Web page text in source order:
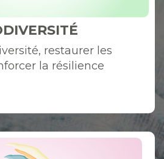
restaurer les
la résilience